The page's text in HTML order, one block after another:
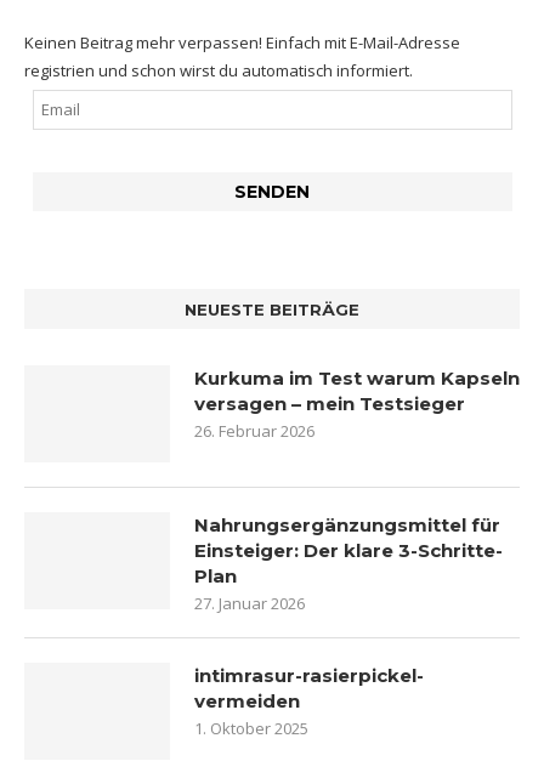
Keinen Beitrag mehr verpassen! Einfach mit E-Mail-Adresse
registrien und schon wirst du automatisch informiert.
NEUESTE BEITRÄGE
Kurkuma im Test warum Kapseln
versagen – mein Testsieger
26. Februar 2026
Nahrungsergänzungsmittel für
Einsteiger: Der klare 3-Schritte-
Plan
27. Januar 2026
intimrasur-rasierpickel-
vermeiden
1. Oktober 2025